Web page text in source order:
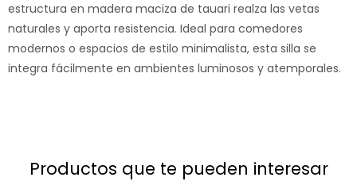
estructura en madera maciza de tauari realza las vetas
naturales y aporta resistencia. Ideal para comedores
modernos o espacios de estilo minimalista, esta silla se
integra fácilmente en ambientes luminosos y atemporales.
productos que te pueden interesar